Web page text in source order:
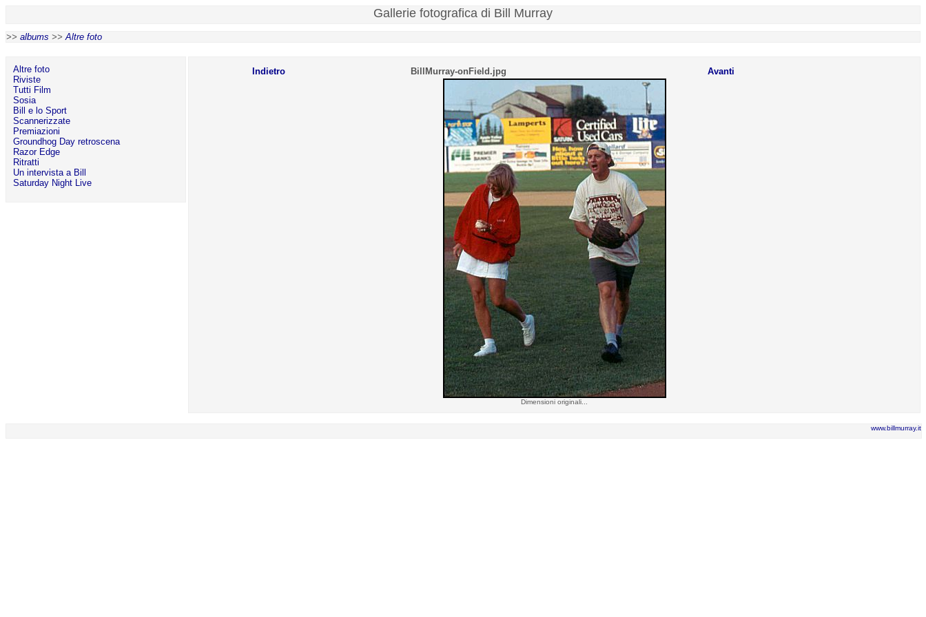
Gallerie fotografica di Bill Murray
>> albums >>Altre foto
Altre foto
Riviste
Tutti Film
Sosia
Bill e lo Sport
Scannerizzate
Premiazioni
Groundhog Day retroscena
Razor Edge
Ritratti
Un intervista a Bill
Saturday Night Live
Indietro BillMurray-onField.jpg Avanti
Dimensioni originali...
www.billmurray.it